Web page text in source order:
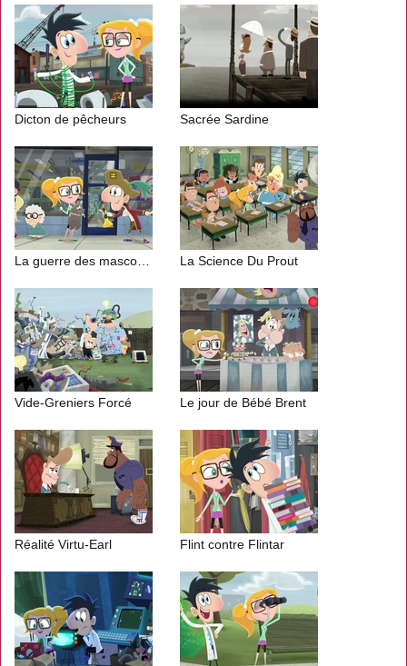
Dicton de pêcheurs Sacrée Sardine
La Science Du Prout
Vide-Greniers Forcé Le jour de Bébé Brent
Réalité Virtu-Earl Flint contre Flintar